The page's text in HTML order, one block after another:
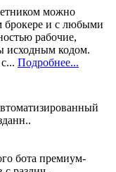
можно
брокере и с любыми
рабочие,
исходным кодом.
Подробнее...
бота премиум-